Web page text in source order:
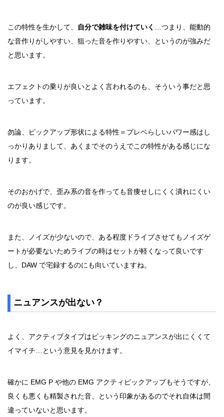
この特性を生かして、 自分で雑味を付けていく
…つまり、能動的
な音作りがしやすい、狙った音を作りやすい、というのが強みだ
と思います。
エフェクトの乗りが良いとよく言われるのも、そういう事だと思
っています。
勿論、ピックアップ形状による特性＝プレベらしいパワー感はし
っかりありまして、あくまでそのうえでこの特性がある感じにな
ります。
そのおかげで、歪み系の音を作っても音痩せしにくく潰れにくい
のが良い感じです。
また、ノイズが少ないので、ある程度ドライブさせてもノイズゲ
ートが必要ないためライブの時はセットが軽くなって良いです
し、DAW で宅録するのにも向いていますね。
ニュアンスが出ない？
よく、アクティブタイプはピッキングのニュアンスが出にくくて
イマイチ…という意見を見かけます。
確かに EMG P や他の EMG アクティピックアップもそうですが、
良くも悪くも精製された音、という印象があるのでそれ自体は間
違っていないと思います。